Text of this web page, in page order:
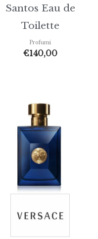
Santos Eau de
Toilette
Profumi
€140,00